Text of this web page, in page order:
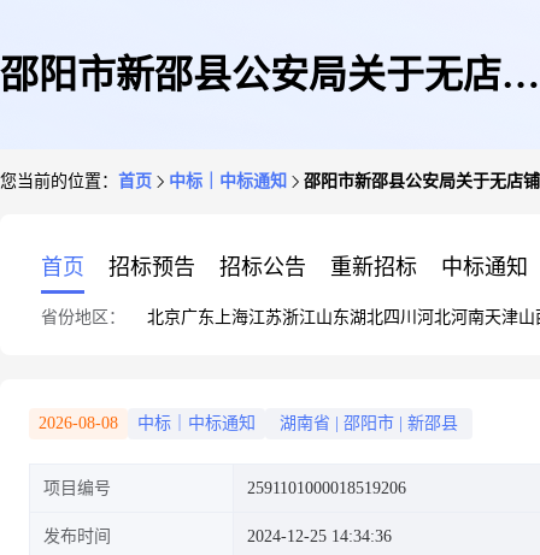
邵阳市新邵县公安局关于无店铺
您当前的位置： 首页 中标｜中标通知 邵阳市新邵县公安局关于无店
首页 招标预告 招标公告 重新招标 中标通知
省份地区： 北京广东 上海江苏浙江山东湖北四川 河北河南天津山
2026-08-08 中标｜中标通知 湖南省 邵阳市 新邵县
项目编号 2591101000018519206
发布时间 2024-12-25 14:34:36